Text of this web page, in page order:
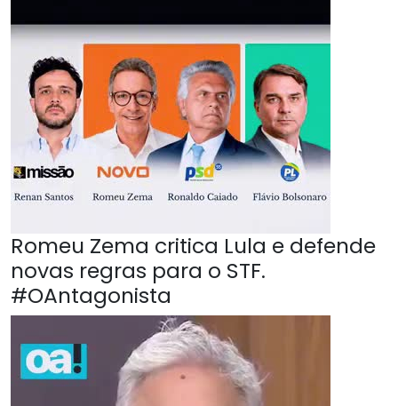
Romeu Zema critica Lula e defende
novas regras para o STF.
#OAntagonista